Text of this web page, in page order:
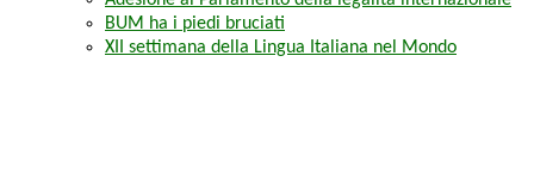
BUM ha i piedi bruciati
XII settimana della Lingua Italiana nel Mondo